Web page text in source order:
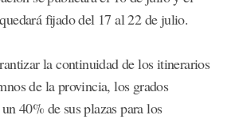
fijado del 17 al 22 de julio.
la continuidad de los itinerarios
de la provincia, los grados
40% de sus plazas para los